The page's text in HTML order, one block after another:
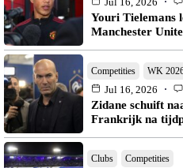
Youri Tielemans
Manchester
Competities WK
Jul 16, 2026
Zidane schuift
Frankrijk na
Clubs Competities